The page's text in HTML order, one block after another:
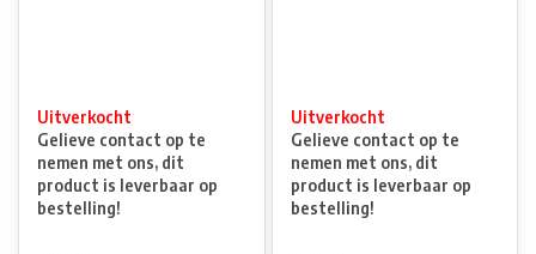
Uitverkocht
Gelieve contact op te
nemen met ons, dit
product is leverbaar op
bestelling!
Uitverkocht
Gelieve contact op te
nemen met ons, dit
product is leverbaar op
bestelling!